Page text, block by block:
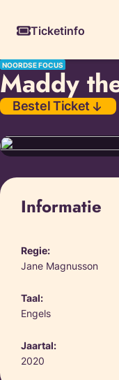
Ticketinfo
NOORDSE FOCUS
Maddy
Bestel Ticket
Informatie
Regie:
Jane Magnusson
Taal:
Engels
Jaartal:
2020